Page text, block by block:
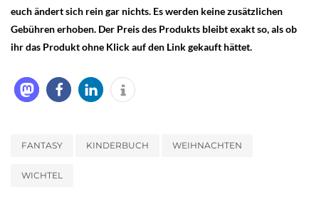
euch ändert sich rein gar nichts. Es werden keine zusätzlichen
Gebühren erhoben. Der Preis des Produkts bleibt exakt so, als ob
ihr das Produkt ohne Klick auf den Link gekauft hättet.
FANTASY KINDERBUCH WEIHNACHTEN
WICHTEL